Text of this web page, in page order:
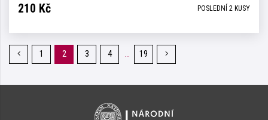
210 Kč POSLEDNÍ 2 KUSY
Předchozí
1 2 3 4 … 19
Následující